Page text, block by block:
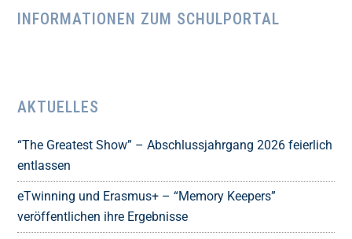
INFORMATIONEN ZUM SCHULPORTAL
AKTUELLES
“The Greatest Show” – Abschlussjahrgang 2026 feierlich
entlassen
eTwinning und Erasmus+ – “Memory Keepers”
veröffentlichen ihre Ergebnisse